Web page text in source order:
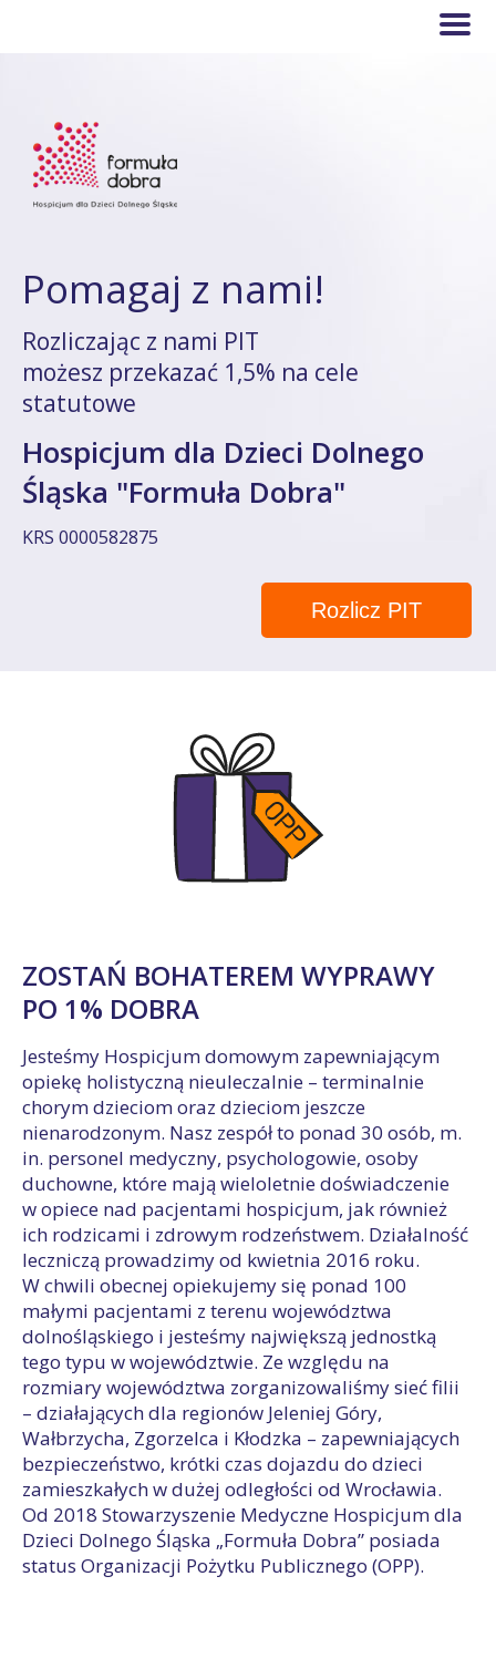
Pomagaj z nami!
Rozliczając z nami PIT
możesz przekazać 1,5% na cele
statutowe
Hospicjum dla Dzieci Dolnego
Śląska "Formuła Dobra"
KRS 0000582875
Rozlicz PIT
ZOSTAŃ BOHATEREM WYPRAWY
PO 1% DOBRA
Jesteśmy Hospicjum domowym zapewniającym
opiekę holistyczną nieuleczalnie – terminalnie
chorym dzieciom oraz dzieciom jeszcze
nienarodzonym. Nasz zespół to ponad 30 osób, m.
in. personel medyczny, psychologowie, osoby
duchowne, które mają wieloletnie doświadczenie
w opiece nad pacjentami hospicjum, jak również
ich rodzicami i zdrowym rodzeństwem. Działalność
leczniczą prowadzimy od kwietnia 2016 roku.
W chwili obecnej opiekujemy się ponad 100
małymi pacjentami z terenu województwa
dolnośląskiego i jesteśmy największą jednostką
tego typu w województwie. Ze względu na
rozmiary województwa zorganizowaliśmy sieć filii
– działających dla regionów Jeleniej Góry,
Wałbrzycha, Zgorzelca i Kłodzka – zapewniających
bezpieczeństwo, krótki czas dojazdu do dzieci
zamieszkałych w dużej odległości od Wrocławia.
Od 2018 Stowarzyszenie Medyczne Hospicjum dla
Dzieci Dolnego Śląska „Formuła Dobra” posiada
status Organizacji Pożytku Publicznego (OPP).